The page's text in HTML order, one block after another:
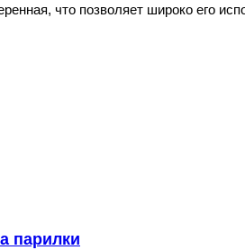
что позволяет широко его
парилки